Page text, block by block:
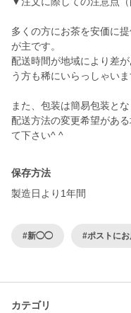
多くの方にお茶を安価に
が主です。
配送時間が地域により差
う方も稀にいらっしゃい
また、包装は簡易包装とな
配送方法の変更希望があ
て下さい^ ^
保存方法
製造日より1年間
#新◯◯ #ポストに
カテゴリ